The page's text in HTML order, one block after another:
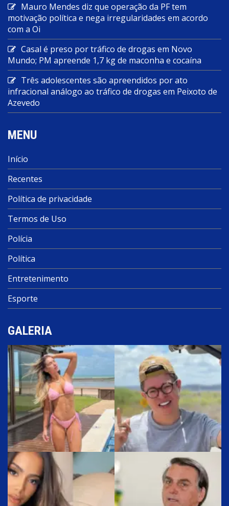
Mauro Mendes diz que operação da PF tem
motivação política e nega irregularidades em acordo
com a Oi
Casal é preso por tráfico de drogas em Novo
Mundo; PM apreende 1,7 kg de maconha e cocaína
Três adolescentes são apreendidos por ato
infracional análogo ao tráfico de drogas em Peixoto de
Azevedo
MENU
Início
Recentes
Política de privacidade
Termos de Uso
Polícia
Política
Entretenimento
Esporte
GALERIA